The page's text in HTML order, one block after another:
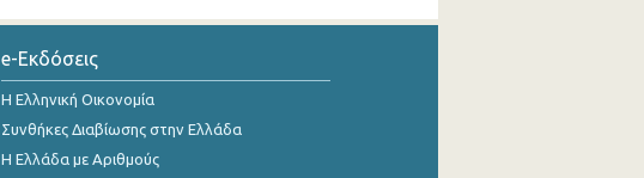
e-Εκδόσεις
Η Ελληνική Οικονομία
Συνθήκες Διαβίωσης στην Ελλάδα
Η Ελλάδα με Αριθμούς